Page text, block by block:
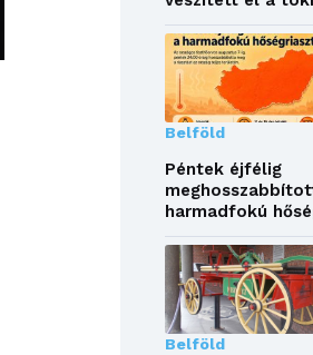
Belföld
Péntek éjfélig
harmadfokú
Belföld